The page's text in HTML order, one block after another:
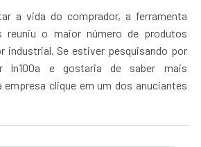
a vida do comprador, a ferramenta
reuniu o maior número de produtos
industrial. Se estiver pesquisando por
ln100a e gostaria de saber mais
clique em um dos anuciantes